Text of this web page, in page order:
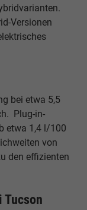
Versionen
bei etwa 5,5
Plug-in-
etwa 1,4 l/100
von
den effizienten
Tucson